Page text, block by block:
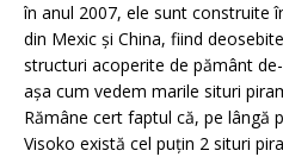
în anul 2007, ele sunt construite
din Mexic și China, fiind
structuri acoperite de pământ
așa cum vedem marile situri
Rămâne cert faptul că, pe lângă
Visoko există cel puțin 2 situri